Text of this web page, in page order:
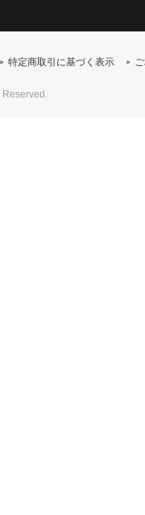
特定商取引に基づく表示